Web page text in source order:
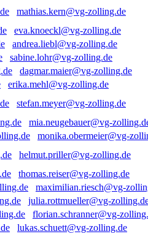
mathias.kern@vg-zolling.de
eva.knoeckl@vg-zolling.de
andrea.liebl@vg-zolling.de
sabine.lohr@vg-zolling.de
dagmar.maier@vg-zolling.de
erika.mehl@vg-zolling.de
stefan.meyer@vg-zolling.de
mia.neugebauer@vg-
monika.obermeier@vg-
helmut.priller@vg-zolling.de
thomas.reiser@vg-zolling.de
maximilian.riesch@vg-
julia.rottmueller@vg-
florian.schranner@vg-
lukas.schuett@vg-zolling.de